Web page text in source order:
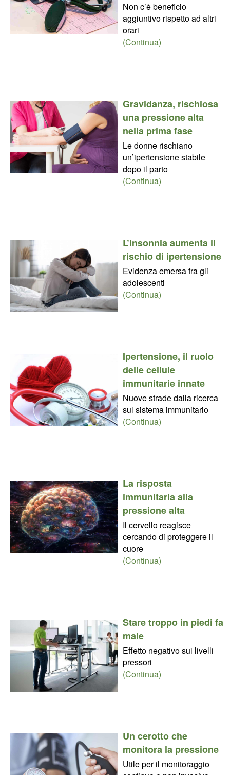
Non c’è beneficio
aggiuntivo rispetto ad altri
orari
(Continua)
Gravidanza, rischiosa
una pressione alta
nella prima fase
Le donne rischiano
un’ipertensione stabile
dopo il parto
(Continua)
L’insonnia aumenta il
rischio di ipertensione
Evidenza emersa fra gli
adolescenti
(Continua)
Ipertensione, il ruolo
delle cellule
immunitarie innate
Nuove strade dalla ricerca
sul sistema immunitario
(Continua)
La risposta
immunitaria alla
pressione alta
Il cervello reagisce
cercando di proteggere il
cuore
(Continua)
Stare troppo in piedi fa
male
Effetto negativo sui livelli
pressori
(Continua)
Un cerotto che
monitora la pressione
Utile per il monitoraggio